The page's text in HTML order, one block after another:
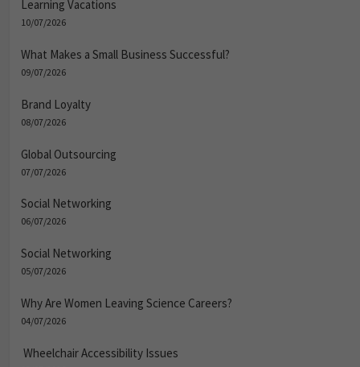
Learning Vacations
10/07/2026
What Makes a Small Business Successful?
09/07/2026
Brand Loyalty
08/07/2026
Global Outsourcing
07/07/2026
Social Networking
06/07/2026
Social Networking
05/07/2026
Why Are Women Leaving Science Careers?
04/07/2026
Wheelchair Accessibility Issues